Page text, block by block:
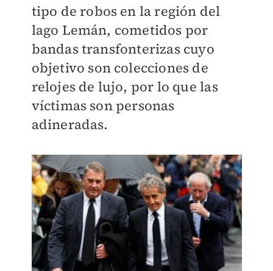
tipo de robos en la región del
lago Lemán, cometidos por
bandas transfonterizas cuyo
objetivo son colecciones de
relojes de lujo, por lo que las
víctimas son personas
adineradas.